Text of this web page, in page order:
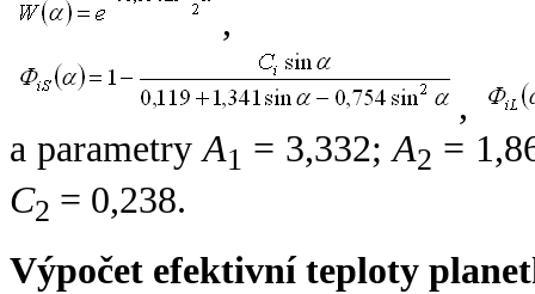
,
,
a parametryA1 = 3,332;A2 =
C2 = 0,238.
Výpočet efektivní teploty